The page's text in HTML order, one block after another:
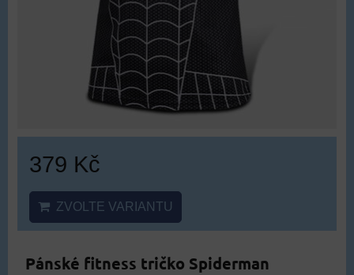
379 Kč
ZVOLTE VARIANTU
Pánské fitness tričko Spiderman